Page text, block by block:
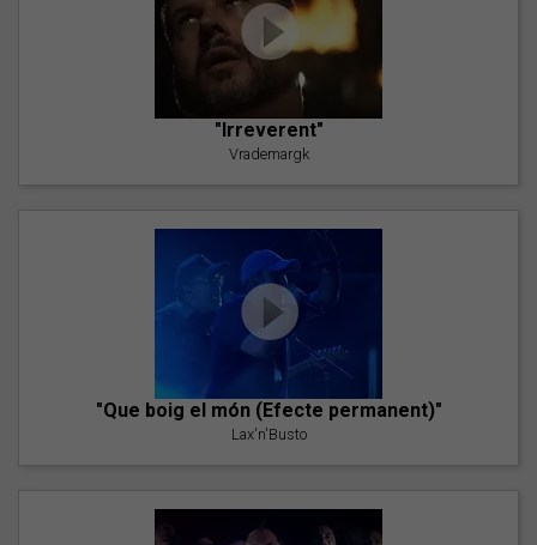
"Irreverent"
Vrademargk
"Que boig el món (Efecte permanent)"
Lax'n'Busto